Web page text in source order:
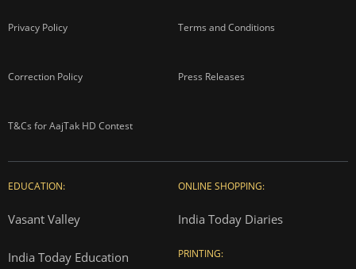
Privacy Policy Terms and Conditions
Correction Policy Press Releases
T&Cs for AajTak HD Contest
EDUCATION:
Vasant Valley
India Today Education
ONLINE SHOPPING:
India Today Diaries
PRINTING: